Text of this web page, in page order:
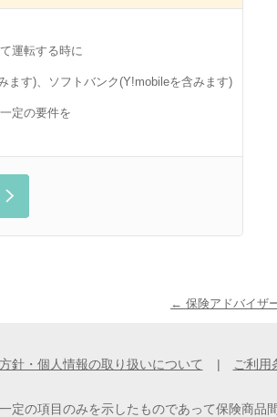
運転する時に
ます)、ソフトバンク(Y!mobileを含みます)
定の要件を
← 保険アドバイザ
針・個人情報の取り扱いについて | ご利用
の項目のみを示したものであって保険商品